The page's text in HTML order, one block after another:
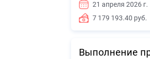
21 апреля 2026 г.
7 179 193.40 руб.
Выполнение